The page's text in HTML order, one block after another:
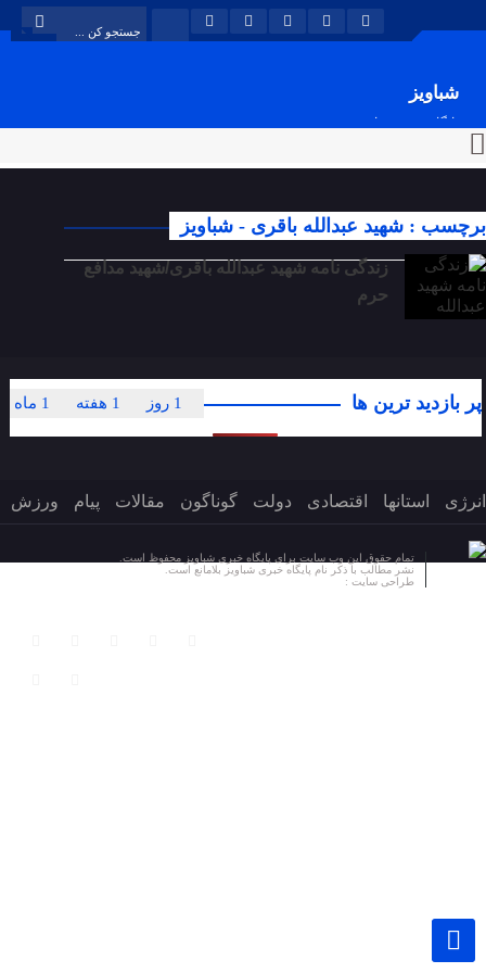
شباویز
پایگاه خبری شباویز
برچسب : شهید عبدالله باقری - شباویز
زندگی نامه شهید عبدالله باقری/شهید مدافع
حرم
پر بازدید ترین ها 1 ماه 1 هفته 1 روز
انرژی استانها اقتصادی دولت گوناگون مقالات پیام ورزش
تمام حقوق این وب سایت برای پایگاه خبری شباویز محفوظ است.
نشر مطالب با ذکر نام پایگاه خبری شباویز بلامانع است.
طراحی سایت :